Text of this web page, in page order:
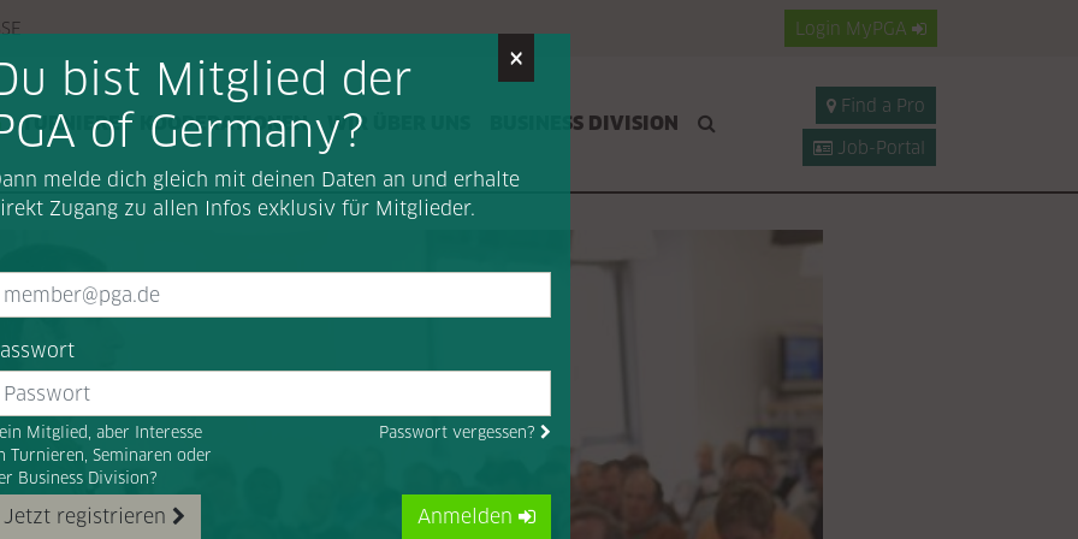
Login MyPGA
TURNIERE KOOPERATIONEN WIR ÜBER UNS BUSINESS DIVISION
Find a Pro
Job-Portal
×
bist Mitglied der
of Germany?
melde dich gleich mit deinen Daten an und erhalte
Zugang zu allen Infos exklusiv für Mitglieder.
Mitglied, aber Interesse
Turnieren, Seminaren oder
Business Division?
Passwort vergessen?
Jetzt registrieren Anmelden